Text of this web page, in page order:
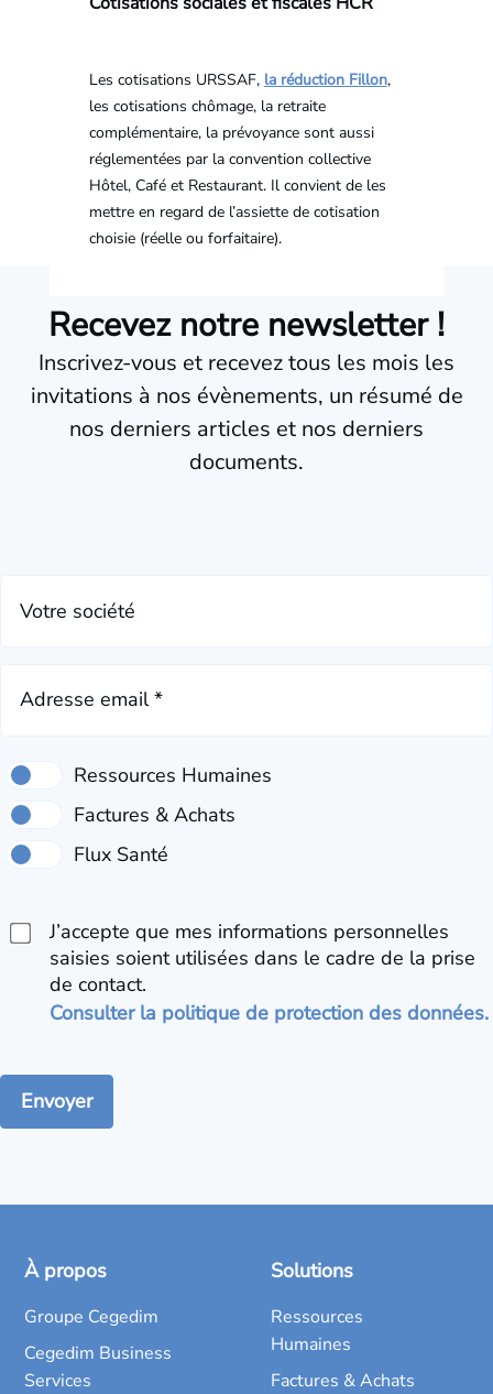
Les cotisations URSSAF, la réduction Fillon,
les cotisations chômage, la retraite
complémentaire, la prévoyance sont aussi
réglementées par la convention collective
Hôtel, Café et Restaurant. Il convient de les
mettre en regard de l’assiette de cotisation
choisie (réelle ou forfaitaire).
Recevez notre newsletter !
Inscrivez-vous et recevez tous les mois les
invitations à nos évènements, un résumé de
nos derniers articles et nos derniers
documents.
Votre société
Adresse email *
J’accepte que mes informations personnelles
saisies soient utilisées dans le cadre de la prise
de contact.
Consulter la politique de protection des données.
À propos
Groupe Cegedim
Cegedim Business
Services
Solutions
Ressources
Humaines
Factures & Achats